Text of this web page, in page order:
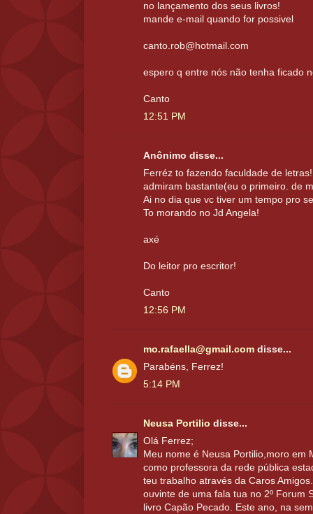
no lançamento dos seus livros!
mande e-mail quando for possivel
canto.rob@hotmail.com
espero q entre nós não tenha ficado
Canto
12:51 PM
Anônimo disse...
Ferréz to fazendo faculdade de
admiram bastante(eu o primeiro. de
Ai no dia que vc tiver um tempo pro
To morando no Jd Angela!
axé
Do leitor pro escritor!
Canto
12:56 PM
mo.rafaella@gmail.com disse...
Parabéns, Ferrez!
5:14 PM
Neusa Portilio disse...
Olá Ferrez;
Meu nome é Neusa Portilio,moro em
como professora da rede pública
teu trabalho através da Caros
ouvinte de uma fala tua no 2º Forum
livro Capão Pecado. Este ano, na